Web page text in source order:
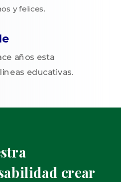
y felices.
años esta
educativas.
crear